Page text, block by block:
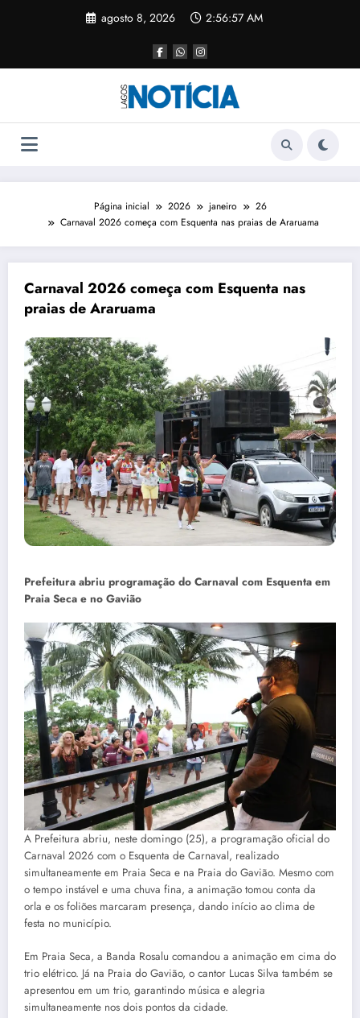
agosto 8, 2026 2:56:57 AM
Página inicial 2026 janeiro
26
Carnaval 2026 começa com Esquenta nas praias de Araruama
Carnaval 2026 começa com Esquenta nas
praias de Araruama
Prefeitura abriu programação do Carnaval com Esquenta em
Praia Seca e no Gavião
A Prefeitura abriu, neste domingo (25), a programação oficial do
Carnaval 2026 com o Esquenta de Carnaval, realizado
simultaneamente em Praia Seca e na Praia do Gavião. Mesmo com
o tempo instável e uma chuva fina, a animação tomou conta da
orla e os foliões marcaram presença, dando início ao clima de
festa no município.
Em Praia Seca, a Banda Rosalu comandou a animação em cima do
trio elétrico. Já na Praia do Gavião, o cantor Lucas Silva também se
apresentou em um trio, garantindo música e alegria
simultaneamente nos dois pontos da cidade.